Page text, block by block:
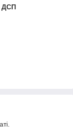
ДСП